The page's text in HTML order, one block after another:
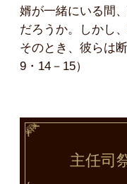
婿が一緒にいる間
だろうか。しかし
そのとき、彼らは
9・14－15）
主任司